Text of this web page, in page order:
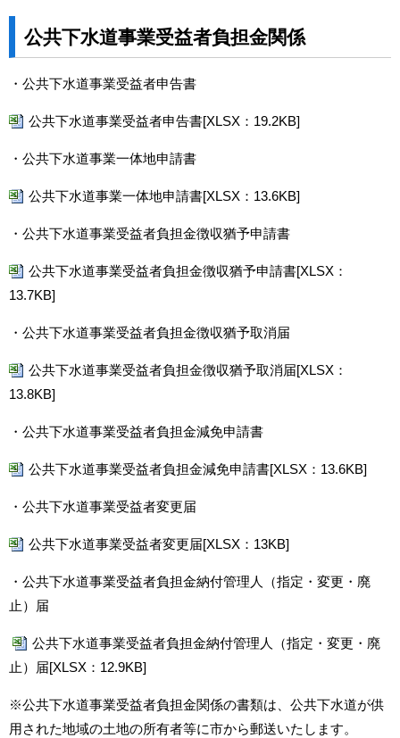
公共下水道事業受益者負担金関係
・公共下水道事業受益者申告書
公共下水道事業受益者申告書[XLSX：19.2KB]
・公共下水道事業一体地申請書
公共下水道事業一体地申請書[XLSX：13.6KB]
・公共下水道事業受益者負担金徴収猶予申請書
公共下水道事業受益者負担金徴収猶予申請書[XLSX：
13.7KB]
・公共下水道事業受益者負担金徴収猶予取消届
公共下水道事業受益者負担金徴収猶予取消届[XLSX：
13.8KB]
・公共下水道事業受益者負担金減免申請書
公共下水道事業受益者負担金減免申請書[XLSX：13.6KB]
・公共下水道事業受益者変更届
公共下水道事業受益者変更届[XLSX：13KB]
・公共下水道事業受益者負担金納付管理人（指定・変更・廃
止）届
公共下水道事業受益者負担金納付管理人（指定・変更・廃
止）届[XLSX：12.9KB]
※公共下水道事業受益者負担金関係の書類は、公共下水道が供
用された地域の土地の所有者等に市から郵送いたします。